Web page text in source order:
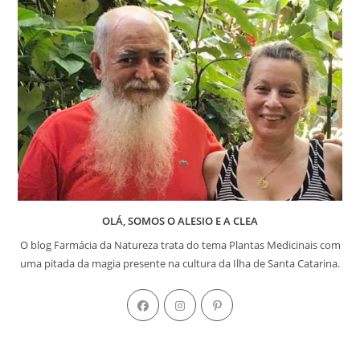
OLÁ, SOMOS O ALESIO E A CLEA
O blog Farmácia da Natureza trata do tema Plantas Medicinais com
uma pitada da magia presente na cultura da Ilha de Santa Catarina.
Abre
em
Abre
em
Abre